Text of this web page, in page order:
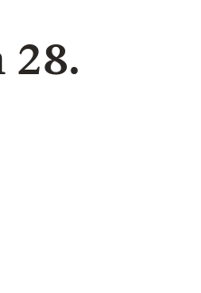
28.
in neuem Fenster)